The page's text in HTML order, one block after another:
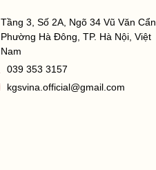
Tầng 3, Số 2A, Ngõ 34 Vũ Văn Cẩn,
Phường Hà Đông, TP. Hà Nội, Việt
Nam
039 353 3157
kgsvina.official@gmail.com